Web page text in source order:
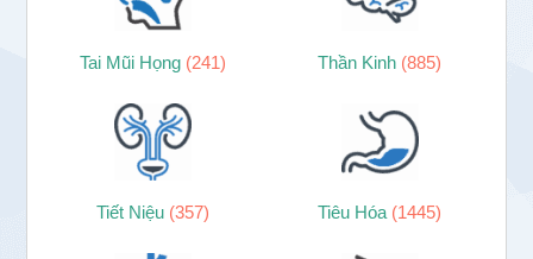
Tai Mũi Họng (241) Thần Kinh (885)
Tiết Niệu (357) Tiêu Hóa (1445)